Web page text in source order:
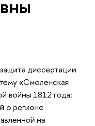
диссертации
«Смоленская
войны 1812 года:
о регионе
на